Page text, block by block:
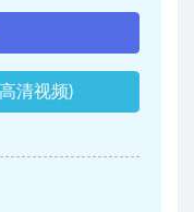
清视频)